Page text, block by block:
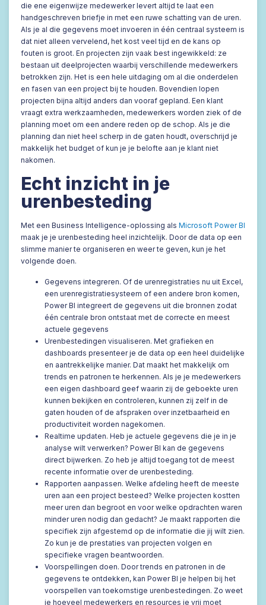
die ene eigenwijze medewerker levert altijd te laat een
handgeschreven briefje in met een ruwe schatting van de uren.
Als je al die gegevens moet invoeren in één centraal systeem is
dat niet alleen vervelend, het kost veel tijd en de kans op
fouten is groot. En projecten zijn vaak best ingewikkeld: ze
bestaan uit deelprojecten waarbij verschillende medewerkers
betrokken zijn. Het is een hele uitdaging om al die onderdelen
en fasen van een project bij te houden. Bovendien lopen
projecten bijna altijd anders dan vooraf gepland. Een klant
vraagt extra werkzaamheden, medewerkers worden ziek of de
planning moet om een andere reden op de schop. Als je die
planning dan niet heel scherp in de gaten houdt, overschrijd je
makkelijk het budget of kun je je belofte aan je klant niet
nakomen.
Echt inzicht in je
urenbesteding
Met een Business Intelligence-oplossing als Microsoft Power BI
maak je je urenbesteding heel inzichtelijk. Door de data op een
slimme manier te organiseren en weer te geven, kun je het
volgende doen.
Gegevens integreren. Of de urenregistraties nu uit Excel,
een urenregistratiesysteem of een andere bron komen,
Power BI integreert de gegevens uit die bronnen zodat
één centrale bron ontstaat met de correcte en meest
actuele gegevens
Urenbestedingen visualiseren. Met grafieken en
dashboards presenteer je de data op een heel duidelijke
en aantrekkelijke manier. Dat maakt het makkelijk om
trends en patronen te herkennen. Als je je medewerkers
een eigen dashboard geef waarin zij de geboekte uren
kunnen bekijken en controleren, kunnen zij zelf in de
gaten houden of de afspraken over inzetbaarheid en
productiviteit worden nagekomen.
Realtime updaten. Heb je actuele gegevens die je in je
analyse wilt verwerken? Power BI kan de gegevens
direct bijwerken. Zo heb je altijd toegang tot de meest
recente informatie over de urenbesteding.
Rapporten aanpassen. Welke afdeling heeft de meeste
uren aan een project besteed? Welke projecten kostten
meer uren dan begroot en voor welke opdrachten waren
minder uren nodig dan gedacht? Je maakt rapporten die
specifiek zijn afgestemd op de informatie die jij wilt zien.
Zo kun je de prestaties van projecten volgen en
specifieke vragen beantwoorden.
Voorspellingen doen. Door trends en patronen in de
gegevens te ontdekken, kan Power BI je helpen bij het
voorspellen van toekomstige urenbestedingen. Zo weet
je hoeveel medewerkers en resources je vrij moet